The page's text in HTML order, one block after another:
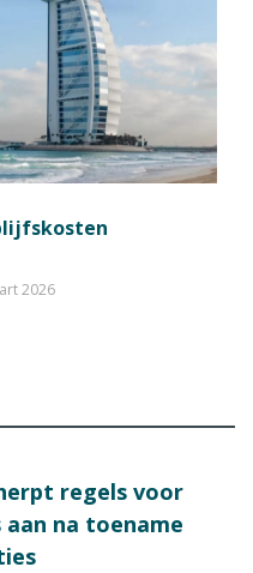
2026
regels voor
aan na toename